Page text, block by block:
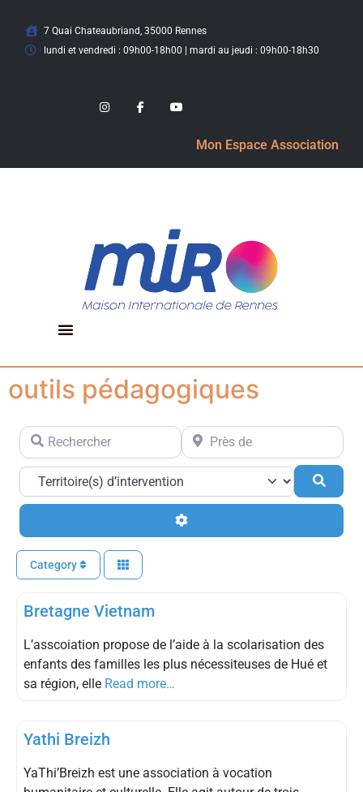
7 Quai Chateaubriand, 35000 Rennes
lundi et vendredi : 09h00-18h00 | mardi au jeudi : 09h00-18h30
Mon Espace Association
outils pédagogiques
Rechercher Près de
Advanced Filters
Category
Educatif
Bretagne Vietnam
L’asscoiation propose de l’aide à la scolarisation des
enfants des familles les plus nécessiteuses de Hué et
sa région, elle Read more…
Yathi Breizh
YaThi’Breizh est une association à vocation